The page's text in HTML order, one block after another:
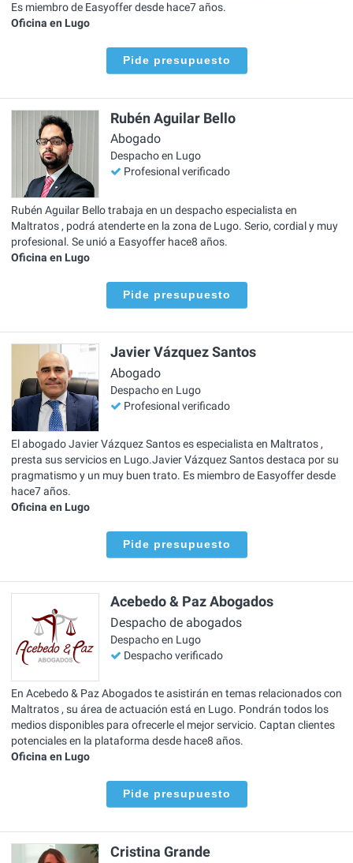
Es miembro de Easyoffer desde hace7 años.
Oficina en Lugo
Pide presupuesto
Rubén Aguilar Bello
Abogado
Despacho en Lugo
Profesional verificado
Rubén Aguilar Bello trabaja en un despacho especialista en
Maltratos , podrá atenderte en la zona de Lugo. Serio, cordial y muy
profesional. Se unió a Easyoffer hace8 años.
Oficina en Lugo
Pide presupuesto
Javier Vázquez Santos
Abogado
Despacho en Lugo
Profesional verificado
El abogado Javier Vázquez Santos es especialista en Maltratos ,
presta sus servicios en Lugo.Javier Vázquez Santos destaca por su
pragmatismo y un muy buen trato. Es miembro de Easyoffer desde
hace7 años.
Oficina en Lugo
Pide presupuesto
Acebedo & Paz Abogados
Despacho de abogados
Despacho en Lugo
Despacho verificado
En Acebedo & Paz Abogados te asistirán en temas relacionados con
Maltratos , su área de actuación está en Lugo. Pondrán todos los
medios disponibles para ofrecerle el mejor servicio. Captan clientes
potenciales en la plataforma desde hace8 años.
Oficina en Lugo
Pide presupuesto
Cristina Grande